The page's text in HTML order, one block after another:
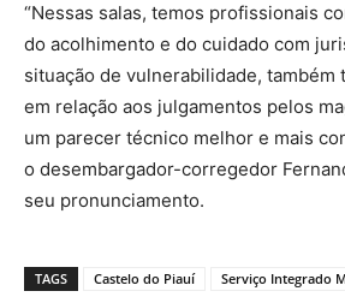
“Nessas salas, temos profissionais
do acolhimento e do cuidado com
situação de vulnerabilidade, também
em relação aos julgamentos pelos
um parecer técnico melhor e mais
o desembargador-corregedor
seu pronunciamento.
TAGS Castelo do Piauí Serviço Integrado